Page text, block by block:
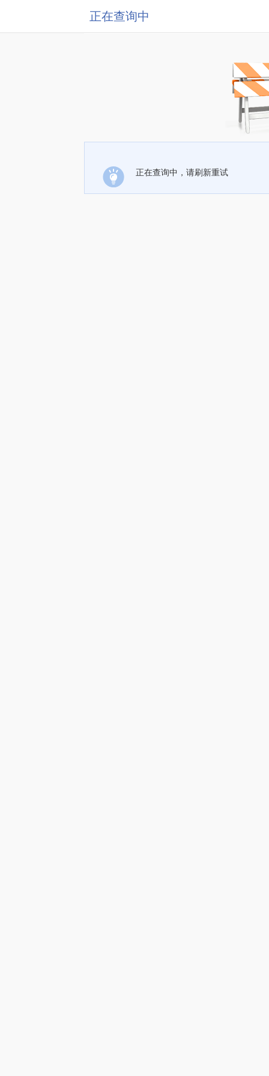
正在查询中
正在查询中，请刷新重试